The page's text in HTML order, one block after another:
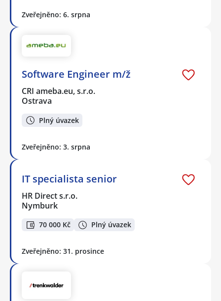
Zveřejněno: 6. srpna
Software Engineer m/ž
CRI ameba.eu, s.r.o.
Ostrava
Plný úvazek
Zveřejněno: 3. srpna
IT specialista senior
HR Direct s.r.o.
Nymburk
70 000 Kč Plný úvazek
Zveřejněno: 31. prosince